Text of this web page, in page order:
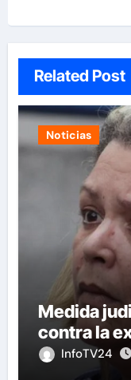
Related Post
Noticias
Medida
contra la
InfoTV24